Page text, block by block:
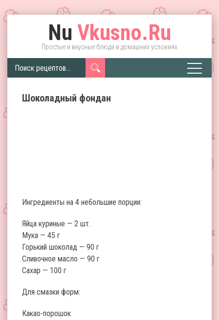
Nu Vkusno.Ru
Простые и вкусные блюда в домашних условиях
Шоколадный фондан
Ингредиенты на 4 небольшие порции:
Яйца куриные — 2 шт.
Мука — 45 г
Горький шоколад — 90 г
Сливочное масло — 90 г
Сахар — 100 г
Для смазки форм:
Какао-порошок